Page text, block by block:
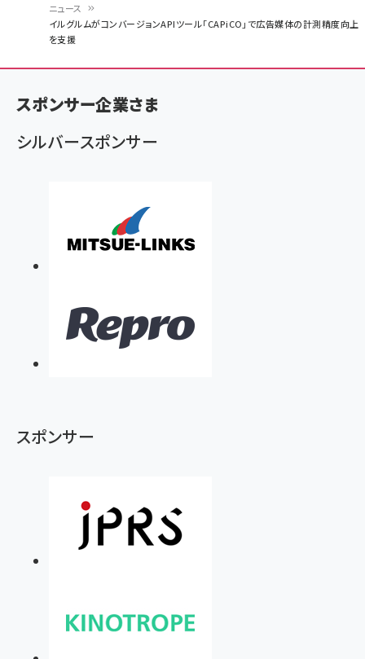
く
ず
ニュース
イルグルムがコンバージョンAPIツール「CAPiCO」で広告媒体の計測精度向上
を支援
スポンサー企業さま
シルバースポンサー
スポンサー